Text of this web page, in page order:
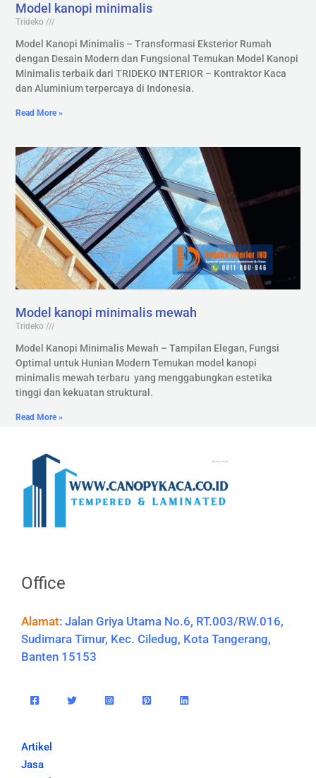
Model kanopi minimalis
Trideko
Model Kanopi Minimalis – Transformasi Eksterior Rumah
dengan Desain Modern dan Fungsional Temukan Model Kanopi
Minimalis terbaik dari TRIDEKO INTERIOR – Kontraktor Kaca
dan Aluminium terpercaya di Indonesia.
Read More »
Model kanopi minimalis mewah
Trideko
Model Kanopi Minimalis Mewah – Tampilan Elegan, Fungsi
Optimal untuk Hunian Modern Temukan model kanopi
minimalis mewah terbaru yang menggabungkan estetika
tinggi dan kekuatan struktural.
Read More »
Office
Alamat: Jalan Griya Utama No.6, RT.003/RW.016,
Sudimara Timur, Kec. Ciledug, Kota Tangerang,
Banten 15153
Artikel
Jasa